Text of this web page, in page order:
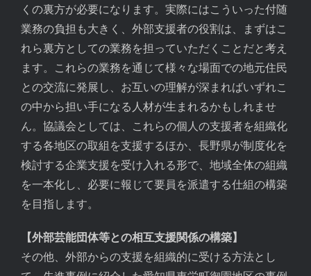
くの裏方が必要になります。実際にはこういった付随
業務の負担も大きく、外部支援者の役割は、まずはこ
れら裏方としての業務を担っていただくことだと考え
ます。これらの業務を通じて様々な場面での地元住民
との交流に発展し、お互いの理解が深まればいずれこ
の中から担い手になる人材が生まれるかもしれませ
ん。協議会としては、これらの個人の支援者を組織化
する各地区の取組を支援するほか、長野県が制度化を
検討する企業支援を受け入れる形で、地域全体の組織
を一本化し、必要に報じて要員を派遣する仕組の構築
を目指します。
【外部芸能団体等との相互支援関係の構築】
その他、外部からの支援を組織的に受ける方法とし